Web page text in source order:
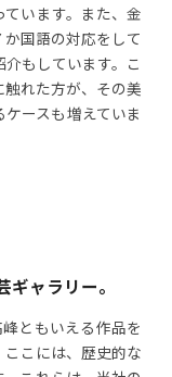
います。また、金
国語の対応をして
もしています。こ
れた方が、その美
ースも増えていま
ャラリー。
ともいえる作品を
こには、歴史的な